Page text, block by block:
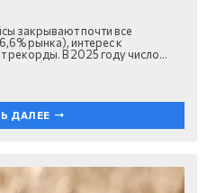
закрывают почти все
рынка), интерес к
В 2025 году число…
ДАЛЕЕ